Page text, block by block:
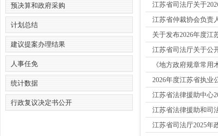
预决算和政府采购
计划总结
建议提案办理结果
人事任免
统计数据
行政复议决定书公开
江苏省司法厅关于
江苏省仲裁协会负责
关于发布2026年度江
江苏省司法厅关于公
《地方政府规章常
2026年度江苏省执业
江苏省法律援助中心
江苏省法律援助和司
江苏省司法厅2025年